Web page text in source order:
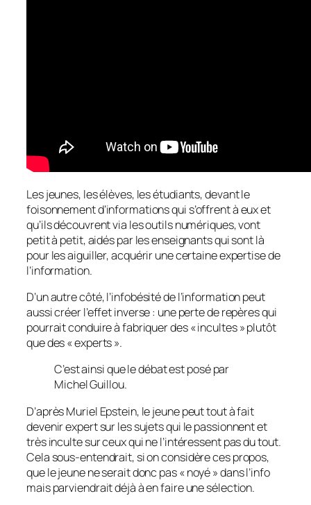
Les jeunes, les élèves, les étudiants, devant le
foisonnement d’informations qui s’offrent à eux et
qu’ils découvrent via les outils numériques, vont
petit à petit, aidés par les enseignants qui sont là
pour les aiguiller, acquérir une certaine expertise de
l’information.
D’un autre côté, l’infobésité de l’information peut
aussi créer l’effet inverse : une perte de repères qui
pourrait conduire à fabriquer des «incultes» plutôt
que des «experts».
C’est ainsi que le débat est posé par
Michel Guillou.
D’après Muriel Epstein, le jeune peut tout à fait
devenir expert sur les sujets qui le passionnent et
très inculte sur ceux qui ne l’intéressent pas du tout.
Cela sous-entendrait, si on considère ces propos,
que le jeune ne serait donc pas «noyé» dans l’info
mais parviendrait déjà à en faire une sélection.